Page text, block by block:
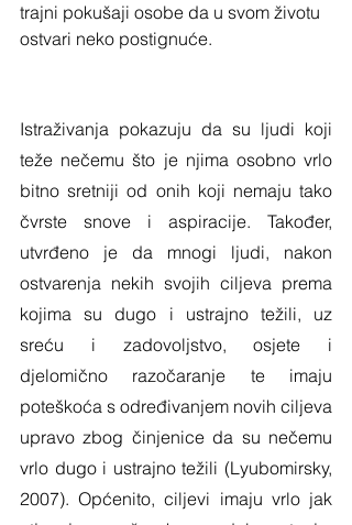
trajni pokušaji osobe da u svom životu
ostvari neko postignuće.
Istraživanja pokazuju da su ljudi koji
teže nečemu što je njima osobno vrlo
bitno sretniji od onih koji nemaju tako
čvrste snove i aspiracije. Također,
utvrđeno je da mnogi ljudi, nakon
ostvarenja nekih svojih ciljeva prema
kojima su dugo i ustrajno težili, uz
sreću i zadovoljstvo, osjete i
djelomično razočaranje te imaju
poteškoća s određivanjem novih ciljeva
upravo zbog činjenice da su nečemu
vrlo dugo i ustrajno težili (Lyubomirsky,
2007). Općenito, ciljevi imaju vrlo jak